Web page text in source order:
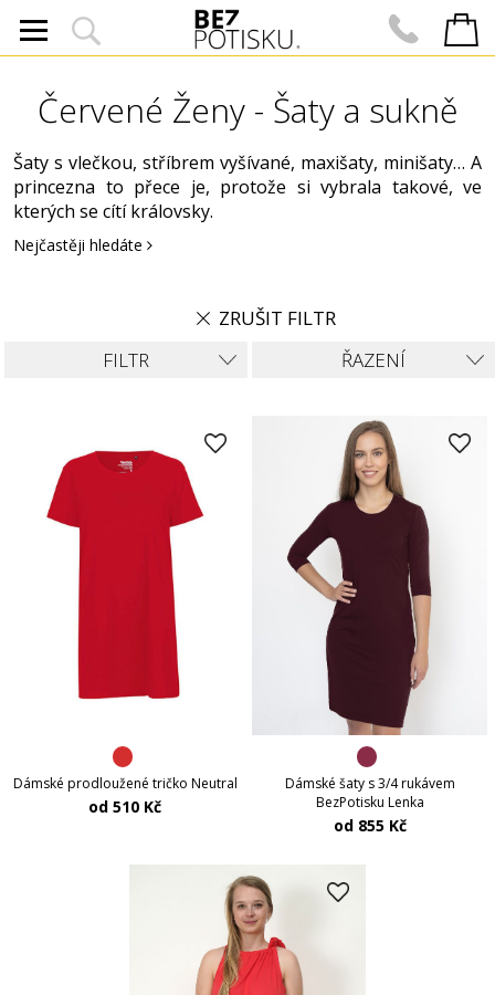
Červené Ženy - Šaty a sukně
Šaty s vlečkou, stříbrem vyšívané, maxišaty, minišaty… A
princezna to přece je, protože si vybrala takové, ve
kterých se cítí královsky.
Nejčastěji hledáte
ZRUŠIT FILTR
ŘAZENÍ
FILTR
Dámské prodloužené tričko Neutral
od 510 Kč
Dámské šaty s 3/4 rukávem
BezPotisku Lenka
od 855 Kč